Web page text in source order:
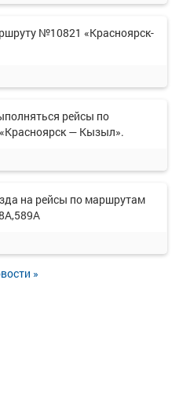
№10821 «Красноярск-
рейсы по
— Кызыл».
на рейсы по маршрутам
»